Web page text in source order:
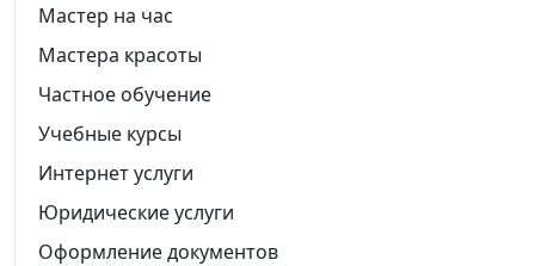
Мастер на час
Мастера красоты
Частное обучение
Учебные курсы
Интернет услуги
Юридические услуги
Оформление документов